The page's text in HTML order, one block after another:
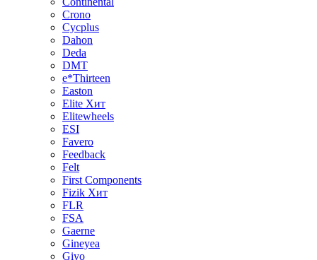
Crono
Cycplus
Dahon
Deda
DMT
e*Thirteen
Easton
Elite Хит
Elitewheels
ESI
Favero
Feedback
Felt
First Components
Fizik Хит
FLR
FSA
Gaerne
Gineyea
Giyo